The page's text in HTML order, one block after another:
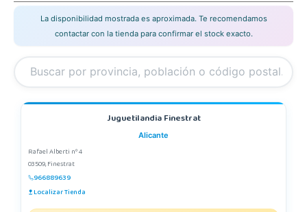
La disponibilidad mostrada es aproximada. Te recomendamos
contactar con la tienda para confirmar el stock exacto.
Juguetilandia Finestrat
Alicante
Rafael Alberti nº 4
03509, Finestrat
966889639
Localizar Tienda